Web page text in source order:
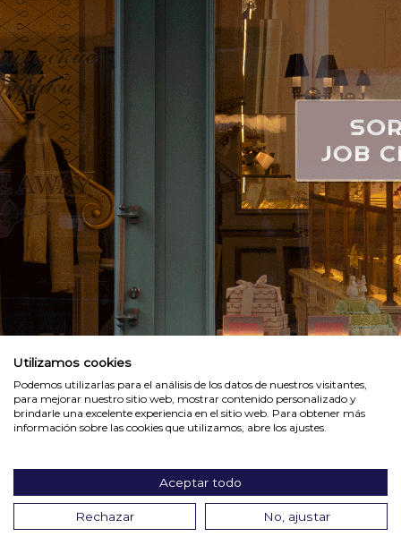
Utilizamos cookies
Podemos utilizarlas para el análisis de los datos de nuestros visitantes,
para mejorar nuestro sitio web, mostrar contenido personalizado y
brindarle una excelente experiencia en el sitio web. Para obtener más
información sobre las cookies que utilizamos, abre los ajustes.
Aceptar todo
Rechazar No, ajustar